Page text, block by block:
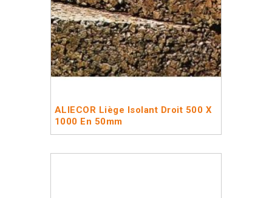
ALIECOR Liège Isolant Droit 500 X
1000 En 50mm